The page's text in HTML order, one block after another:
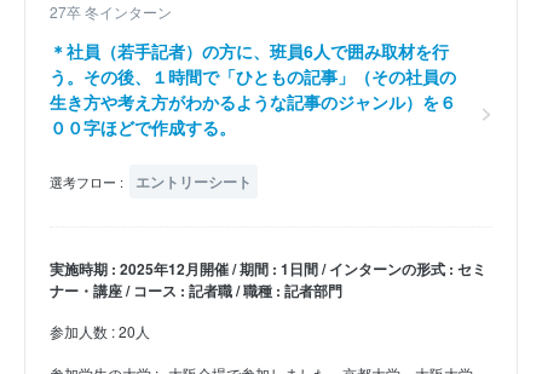
27卒 冬インターン
＊社員（若手記者）の方に、班員6人で囲み取材を行
う。その後、１時間で「ひともの記事」（その社員の
生き方や考え方がわかるような記事のジャンル）を６
００字ほどで作成する。
選考フロー : エントリーシート
実施時期 : 2025年12月開催 / 期間 : 1日間 / インターンの形式 : セミ
ナー・講座 / コース : 記者職 / 職種 : 記者部門
参加人数 : 20人